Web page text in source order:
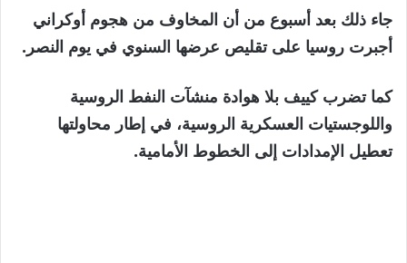
قائمة
من
عناصر
نهاية
القائمة
جاء ذلك بعد أسبوع من أن المخاوف من هجوم أوكراني
أجبرت روسيا على تقليص عرضها السنوي في يوم النصر.
كما تضرب كييف بلا هوادة منشآت النفط الروسية
واللوجستيات العسكرية الروسية، في إطار محاولتها
تعطيل الإمدادات إلى الخطوط الأمامية.